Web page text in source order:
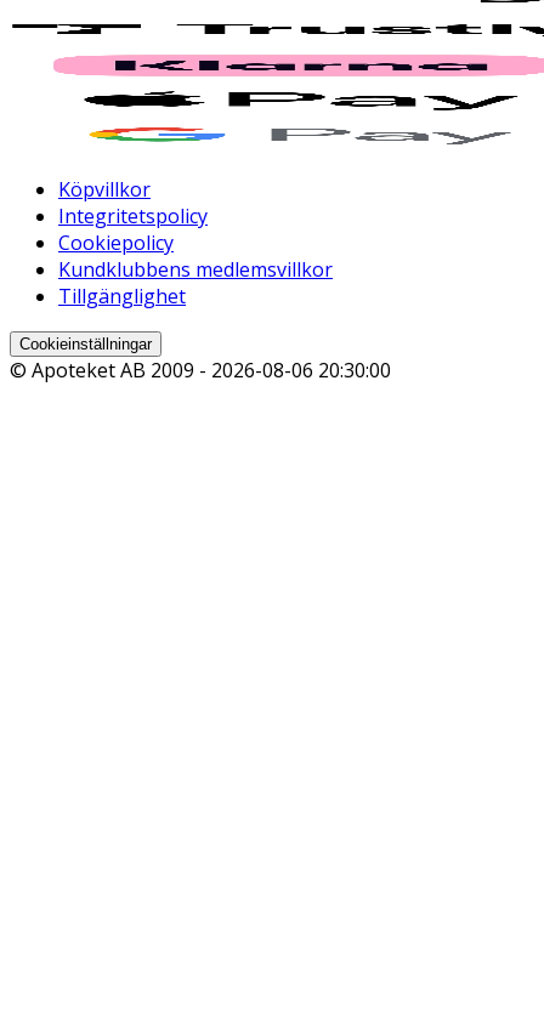
Köpvillkor
Integritetspolicy
Cookiepolicy
Kundklubbens medlemsvillkor
Tillgänglighet
Cookieinställningar
© Apoteket AB 2009 - 2026-08-06 20:30:00